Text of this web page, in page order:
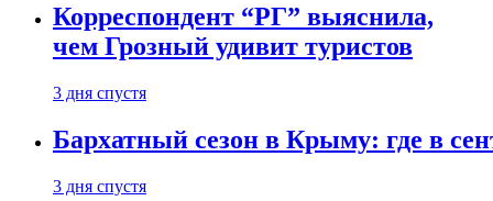
Корреспондент “РГ” выяснила,
чем Грозный удивит туристов
3 дня спустя
Бархатный сезон в Крыму: где в
3 дня спустя